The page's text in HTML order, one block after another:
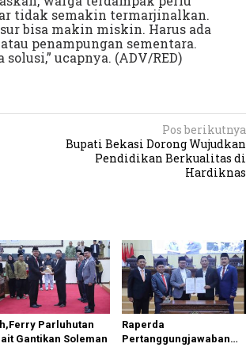
tidak semakin termarjinalkan.
bisa makin miskin. Harus ada
penampungan sementara.
ucapnya. (ADV/RED)
Pos berikutnya
Bupati Bekasi Dorong Wujudkan
Pendidikan Berkualitas di
Hardiknas
Parluhutan
Gantikan Soleman
Raperda
Pertanggungjawaban